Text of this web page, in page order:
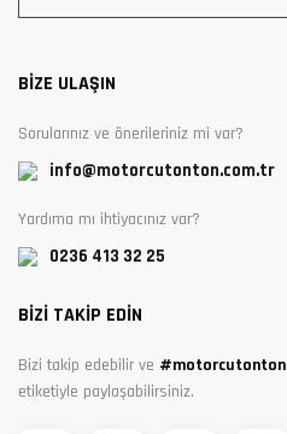
BİZE ULAŞIN
Sorularınız ve önerileriniz mi var?
info@motorcutonton.com.tr
Yardıma mı ihtiyacınız var?
0236 413 32 25
BİZİ TAKİP EDİN
Bizi takip edebilir ve #motorcutonton
etiketiyle paylaşabilirsiniz.